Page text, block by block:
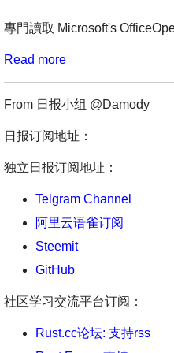
專門讀取 Microsoft's
Read more
From 日报小组 @Damody
日报订阅地址：
独立日报订阅地址：
Telgram Channel
阿里云语雀订阅
Steemit
GitHub
社区学习交流平台订阅：
Rust.cc论坛: 支持rss